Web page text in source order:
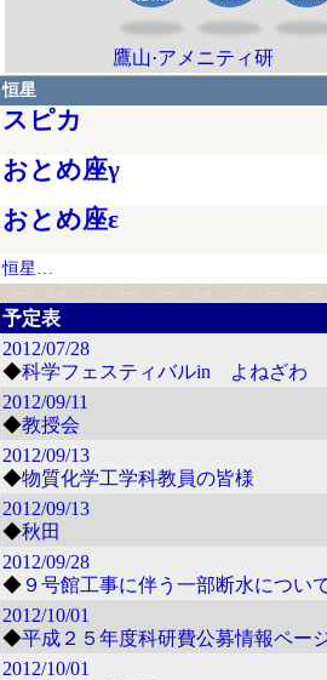
鷹山·アメニティ研
恒星
スピカ
おとめ座γ
おとめ座ε
恒星…
予定表
2012/07/28
◆科学フェスティバルin よねざわ
2012/09/11
◆教授会
2012/09/13
◆物質化学工学科教員の皆様
2012/09/13
◆秋田
2012/09/28
◆ ９号館工事に伴う一部断水につい
2012/10/01
◆平成２５年度科研費公募情報ペー
2012/10/01